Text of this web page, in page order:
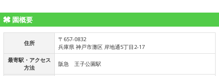
園概要
住所
〒657-0832
兵庫県 神戸市灘区 岸地通5丁目2-17
最寄駅・アクセス
方法
阪急 王子公園駅